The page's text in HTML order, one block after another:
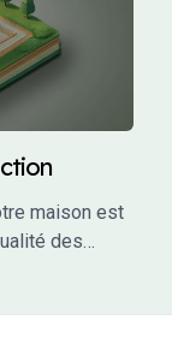
maison est
des